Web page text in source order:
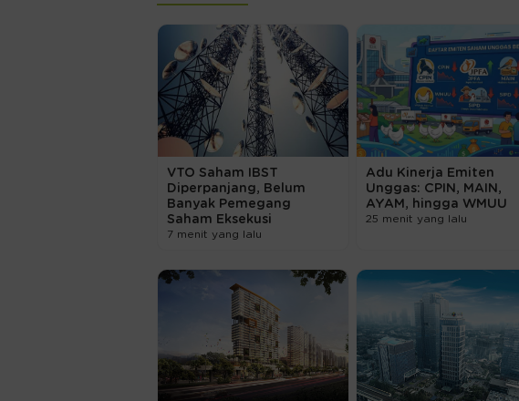
VTO Saham IBST
Diperpanjang, Belum
Banyak Pemegang
Saham Eksekusi
7 menit yang lalu
Adu Kinerja Emiten
Unggas: CPIN, MAIN,
AYAM, hingga WMUU
25 menit yang lalu